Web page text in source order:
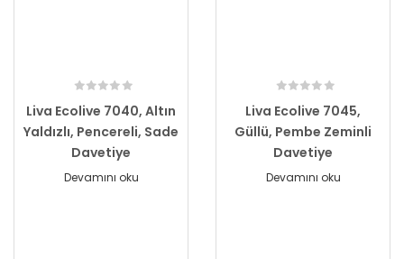
Liva Ecolive 7040, Altın
Yaldızlı, Pencereli, Sade
Davetiye
Devamını oku
Liva Ecolive 7045,
Güllü, Pembe Zeminli
Davetiye
Devamını oku